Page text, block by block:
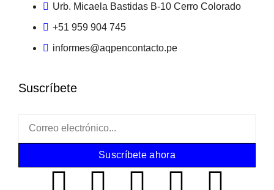
Urb. Micaela Bastidas B-10 Cerro Colorado
+51 959 904 745
informes@aqpencontacto.pe
Suscríbete
Suscríbete ahora